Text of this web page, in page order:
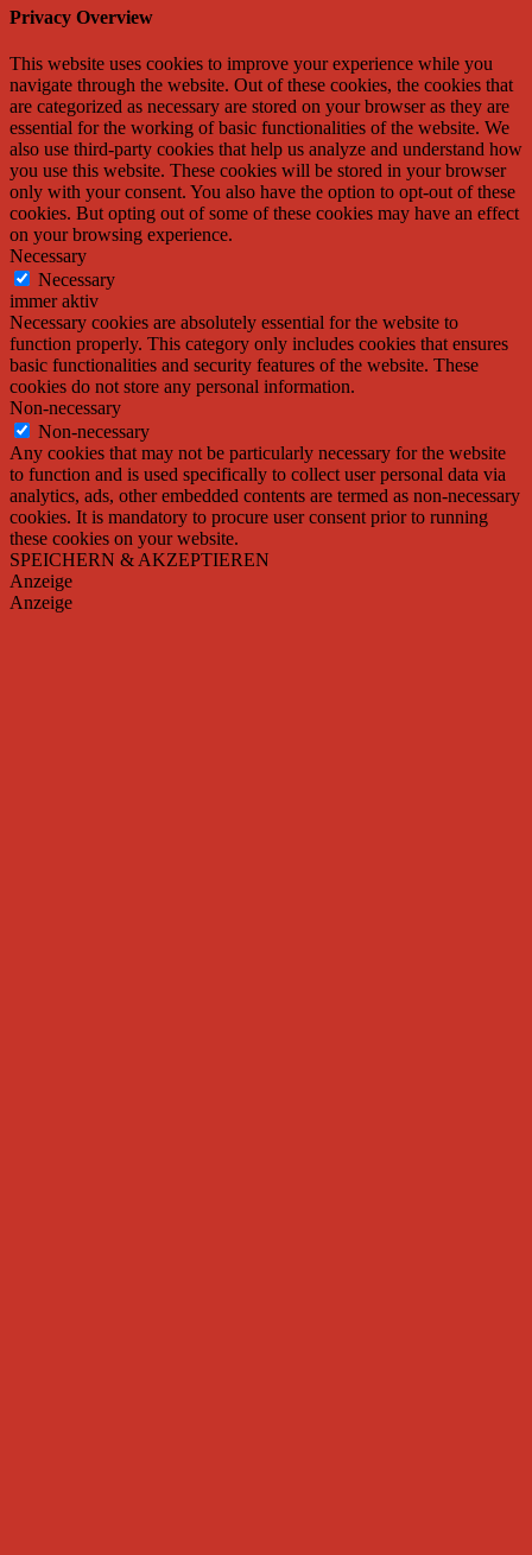
Privacy Overview
This website uses cookies to improve your experience while you
navigate through the website. Out of these cookies, the cookies that
are categorized as necessary are stored on your browser as they are
essential for the working of basic functionalities of the website. We
also use third-party cookies that help us analyze and understand how
you use this website. These cookies will be stored in your browser
only with your consent. You also have the option to opt-out of these
cookies. But opting out of some of these cookies may have an effect
on your browsing experience.
Necessary
Necessary
immer aktiv
Necessary cookies are absolutely essential for the website to
function properly. This category only includes cookies that ensures
basic functionalities and security features of the website. These
cookies do not store any personal information.
Non-necessary
Non-necessary
Any cookies that may not be particularly necessary for the website
to function and is used specifically to collect user personal data via
analytics, ads, other embedded contents are termed as non-necessary
cookies. It is mandatory to procure user consent prior to running
these cookies on your website.
SPEICHERN & AKZEPTIEREN
Anzeige
Anzeige